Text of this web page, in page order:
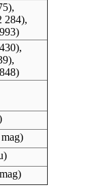
284),